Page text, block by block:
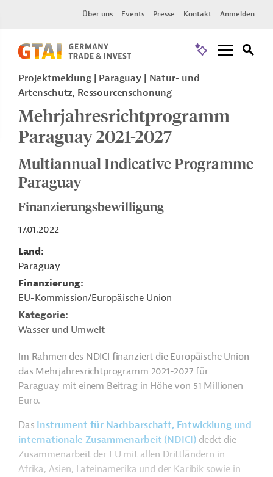
Über uns Events Presse Kontakt Anmelden
Projektmeldung Paraguay
Natur- und
Artenschutz, Ressourcenschonung
Mehrjahresrichtprogramm
Paraguay 2021-2027
Multiannual Indicative Programme
Paraguay
Finanzierungsbewilligung
17.01.2022
Land
Paraguay
Finanzierung
EU-Kommission/Europäische Union
Kategorie
Wasser und Umwelt
Im Rahmen des NDICI finanziert die Europäische Union
das Mehrjahresrichtprogramm 2021-2027 für
Paraguay mit einem Beitrag in Höhe von 51 Millionen
Euro.
Das Instrument für Nachbarschaft, Entwicklung und
internationale Zusammenarbeit (NDICI) deckt die
Zusammenarbeit der EU mit allen Drittländern in
Afrika, Asien, Lateinamerika und der Karibik sowie in